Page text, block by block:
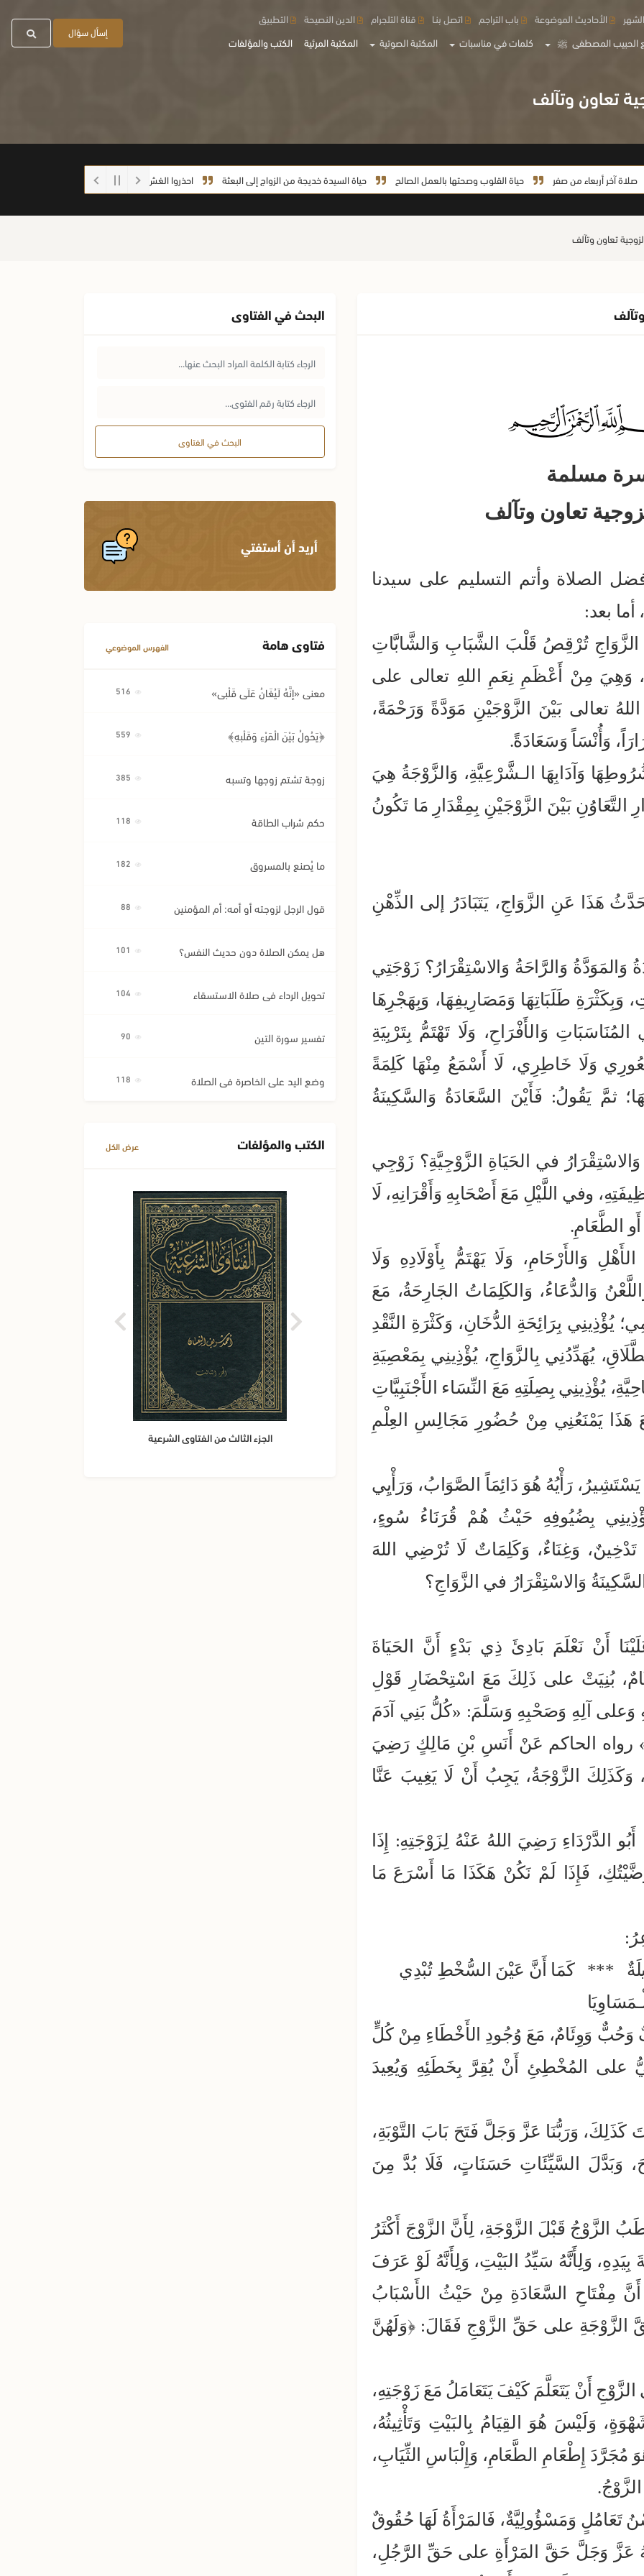
الحبيب المصطفى ﷺ كلمات في مناسبات المكتبة الصوتية المكتبة المرئية الكتب والمؤلفات
الأحاديث الموضوعة باب التراجم اتصل بنـا قناة التلجرام الدين النصيحة التطبيق
إسأل سؤال
أربعاء من صفر حياة القلوب وصحتها بالعمل الصالح حياة السيدة خديجة من الزواج إلى البعثة احذروا الغش أيها الطلاب ما صحة الحديث: (إذا رفع
مسلمة
الصلاة وأتم التسليم على سيدنا
بعد:
الزَّوَاجِ تُرْقِصُ قَلْبَ الشَّبَابِ وَالشَّابَّاتِ
وَهِيَ مِنْ أَعْظَمِ نِعَمِ اللهِ تعالى على
تعالى بَيْنَ الزَّوْجَيْنِ مَوَدَّةً وَرَحْمَةً،
وَأُنْسَاً وَسَعَادَةً.
وَآدَابِهَا الـشَّرْعِيَّةِ، وَالزَّوْجَةُ هِيَ
التَّعَاوُنِ بَيْنَ الزَّوْجَيْنِ بِمِقْدَارِ مَا تَكُونُ
هَذَا عَنِ الزَّوَاجِ، يَتَبَادَرُ إلى الذِّهْنِ
وَالمَوَدَّةُ وَالرَّاحَةُ وَالاسْتِقْرَارُ؟ زَوْجَتِي
طَلَبَاتِهَا وَمَصَارِيفِهَا، وَبِهَجْرِهَا
وَالأَفْرَاحِ، وَلَا تَهْتَمُّ بِتَرْبِيَةِ
وَلَا خَاطِرِي، لَا أَسْمَعُ مِنْهَا كَلِمَةً
ثمَّ يَقُولُ: فَأَيْنَ السَّعَادَةُ وَالسَّكِينَةُ
في الحَيَاةِ الزَّوْجِيَّةِ؟ زَوْجِي
وفي اللَّيْلِ مَعَ أَصْحَابِهِ وَأَقْرَانِهِ، لَا
أَو الطَّعَامِ.
وَالأَرْحَامِ، وَلَا يَهْتَمُّ بِأَوْلَادِهِ وَلَا
وَالدُّعَاءُ، وَالكَلِمَاتُ الجَارِحَةُ، مَعَ
يُؤْذِينِي بِرَائِحَةِ الدُّخَانِ، وَكَثْرَةِ النَّقْدِ
يُهَدِّدُنِي بِالزَّوَاجِ، يُؤْذِينِي بِمَعْصِيَةِ
يُؤْذِينِي بِصِلَتِهِ مَعَ النِّسَاء الأَجْنَبِيَّاتِ
هَذَا يَمْنَعُنِي مِنْ حُضُورِ مَجَالِسِ العِلْمِ
رَأْيُهُ هُوَ دَائِمَاً الصَّوَابُ، وَرَأْيِي
بِضُيُوفِهِ حَيْثُ هُمْ قُرَنَاءُ سُوءٍ،
وَغِنَاءٌ، وَكَلِمَاتٌ لَا تُرْضِي اللهَ
وَالاسْتِقْرَارُ في الزَّوَاجِ؟
أَنْ نَعْلَمَ بَادِئَ ذِي بَدْءٍ أَنَّ الحَيَاةَ
بُنِيَتْ على ذَلِكَ مَعَ اسْتِحْضَارِ قَوْلِ
وَعلى آلِهِ وَصَحْبِهِ وَسَلَّمَ: «كُلُّ بَنِي آدَمَ
رواه الحاكم عَنْ أَنَسِ بْنِ مَالِكٍ رَضِيَ
وَكَذَلِكَ الزَّوْجَةُ، يَجِبُ أَنْ لَا يَغِيبَ عَنَّا
الدَّرْدَاءِ رَضِيَ اللهُ عَنْهُ لِزَوْجَتِهِ: إِذَا
فَإِذَا لَمْ نَكُنْ هَكَذَا مَا أَسْرَعَ مَا
***
كَمَا أَنَّ عَيْنَ السُّخْطِ تُبْدِي
وَحُبٌّ وَوِئَامٌ، مَعَ وُجُودِ الأَخْطَاءِ مِنْ كُلٍّ
على المُخْطِئِ أَنْ يُقِرَّ بِخَطَئِهِ وَيُعِيدَ
وَرَبُّنَا عَزَّ وَجَلَّ فَتَحَ بَابَ التَّوْبَةِ،
وَبَدَّلَ السَّيِّئَاتِ حَسَنَاتٍ، فَلَا بُدَّ مِنَ
الزَّوْجُ قَبْلَ الزَّوْجَةِ، لِأَنَّ الزَّوْجَ أَكْثَرُ
بِيَدِهِ، وَلِأَنَّهُ سَيِّدُ البَيْتِ، وَلِأَنَّهُ لَوْ عَرَفَ
مِفْتَاحِ السَّعَادَةِ مِنْ حَيْثُ الأَسْبَابُ
الزَّوْجَةِ على حَقِّ الزَّوْجِ فَقَالَ: ﴿وَلَهُنَّ
الزَّوْجِ أَنْ يَتَعَلَّمَ كَيْفَ يَتَعَامَلُ مَعَ زَوْجَتِهِ،
وَلَيْسَ هُوَ القِيَامُ بِالبَيْتِ وَتَأْثِيثُهُ،
مُجَرَّدَ إِطْعَامِ الطَّعَامِ، وَإِلْبَاسِ الثِّيَابِ،
تَعَامُلٍ وَمَسْؤُولِيَّةٌ، فَالمَرْأَةُ لَهَا حُقُوقٌ
عَزَّ وَجَلَّ حَقَّ المَرْأَةِ على حَقِّ الرَّجُلِ،
البحث في الفتاوى
البحث في الفتاوى
أريد أن أستفتي
فتاوى هامة الفهرس الموضوعي
معنى «إِنَّهُ لَيُغَانُ عَلَى قَلْبِي»
﴿يَحُولُ بَيْنَ الْمَرْءِ وَقَلْبِهِ﴾
زوجة تشتم زوجها وتسبه
حكم شراب الطاقة
ما يُصنع بالمسروق
قول الرجل لزوجته أو أمه: أم المؤمنين
هل يمكن الصلاة دون حديث النفس؟
تحويل الرداء في صلاة الاستسقاء
تفسير سورة التين
وضع اليد على الخاصرة في الصلاة
الكتب والمؤلفات عرض الكل
الجزء الحادي عشر من الفتاوى الجزء الثالث من الفتاوى الشرعية